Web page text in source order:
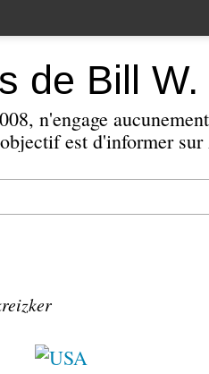
de Bill
n'engage
est d'informer